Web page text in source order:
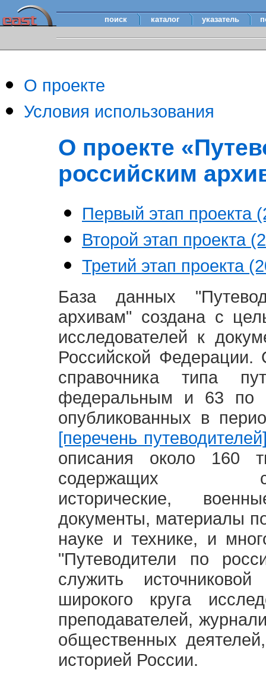
поиск каталог указатель
О проекте
Условия использования
О проекте
российским
Первый этап проекта
Второй этап проекта
Третий этап проекта
База данных
архивам" создана с
исследователей к
Российской
справочника типа
федеральным и 63 по
опубликованных в
[перечень
описания около 160
содержащих
исторические,
документы, материалы
науке и технике, и
"Путеводители по
служить
широкого круга
преподавателей,
общественных
историей России.